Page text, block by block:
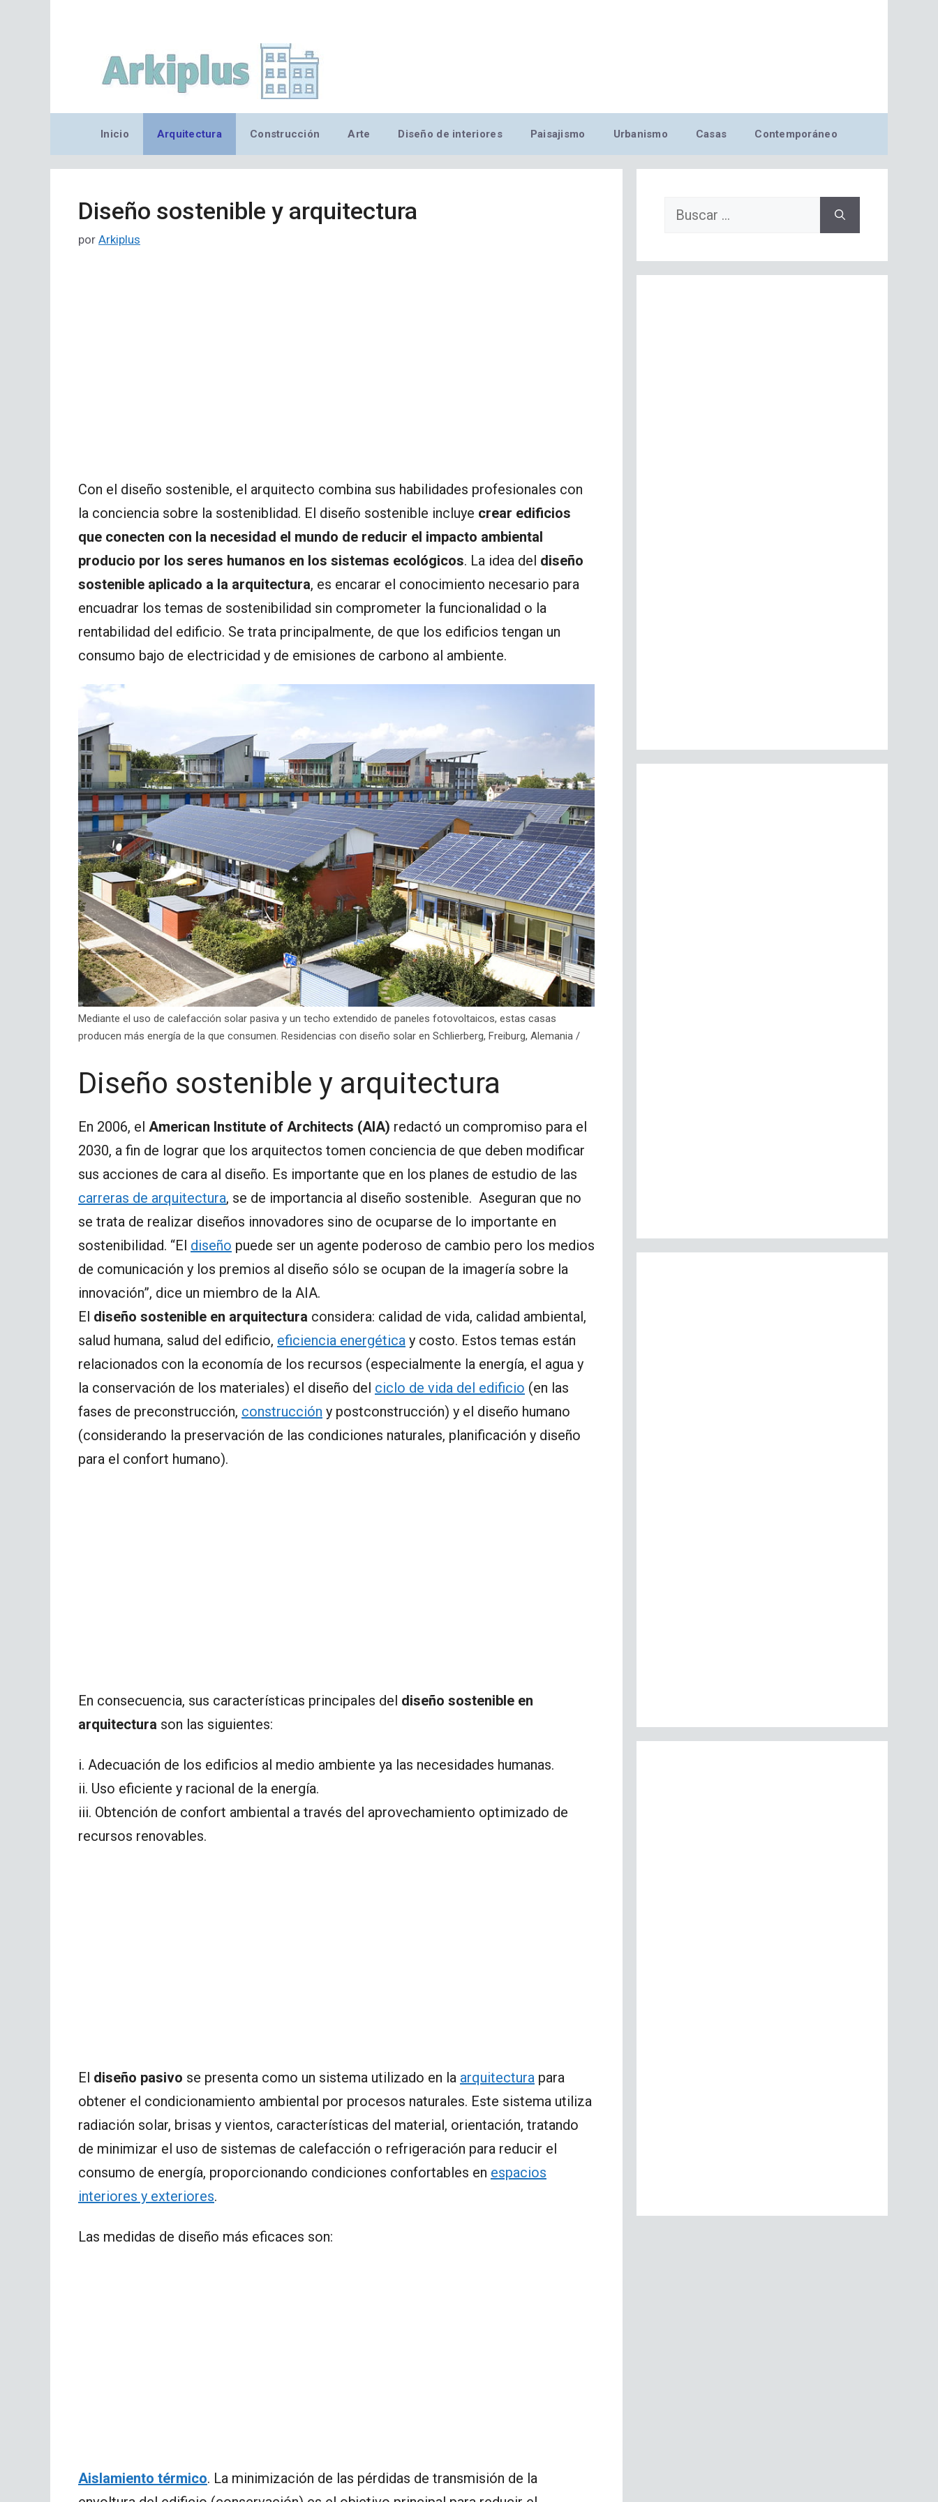
Inicio Arquitectura Construcción Arte Diseño de interiores Paisajismo Urbanismo Casas Contemporáneo
Diseño sostenible y arquitectura
por Arkiplus
Con el diseño sostenible, el arquitecto combina sus habilidades profesionales con
la conciencia sobre la sosteniblidad. El diseño sostenible incluye crear edificios
que conecten con la necesidad el mundo de reducir el impacto ambiental
producio por los seres humanos en los sistemas ecológicos. La idea del diseño
sostenible aplicado a la arquitectura, es encarar el conocimiento necesario para
encuadrar los temas de sostenibilidad sin comprometer la funcionalidad o la
rentabilidad del edificio. Se trata principalmente, de que los edificios tengan un
consumo bajo de electricidad y de emisiones de carbono al ambiente.
Mediante el uso de calefacción solar pasiva y un techo extendido de paneles fotovoltaicos, estas casas
producen más energía de la que consumen. Residencias con diseño solar en Schlierberg, Freiburg, Alemania /
Diseño sostenible y arquitectura
En 2006, el American Institute of Architects (AIA) redactó un compromiso para el
2030, a fin de lograr que los arquitectos tomen conciencia de que deben modificar
sus acciones de cara al diseño. Es importante que en los planes de estudio de las
carreras de arquitectura, se de importancia al diseño sostenible. Aseguran que no
se trata de realizar diseños innovadores sino de ocuparse de lo importante en
sostenibilidad. “El diseño puede ser un agente poderoso de cambio pero los medios
de comunicación y los premios al diseño sólo se ocupan de la imagería sobre la
innovación”, dice un miembro de la AIA.
El diseño sostenible en arquitectura considera: calidad de vida, calidad ambiental,
salud humana, salud del edificio, eficiencia energética y costo. Estos temas están
relacionados con la economía de los recursos (especialmente la energía, el agua y
la conservación de los materiales) el diseño del ciclo de vida del edificio (en las
fases de preconstrucción, construcción y postconstrucción) y el diseño humano
(considerando la preservación de las condiciones naturales, planificación y diseño
para el confort humano).
En consecuencia, sus características principales del diseño sostenible en
arquitectura son las siguientes:
i. Adecuación de los edificios al medio ambiente ya las necesidades humanas.
ii. Uso eficiente y racional de la energía.
iii. Obtención de confort ambiental a través del aprovechamiento optimizado de
recursos renovables.
El diseño pasivo se presenta como un sistema utilizado en la arquitectura para
obtener el condicionamiento ambiental por procesos naturales. Este sistema utiliza
radiación solar, brisas y vientos, características del material, orientación, tratando
de minimizar el uso de sistemas de calefacción o refrigeración para reducir el
consumo de energía, proporcionando condiciones confortables en espacios
interiores y exteriores.
Las medidas de diseño más eficaces son:
Aislamiento térmico. La minimización de las pérdidas de transmisión de la
Buscar: